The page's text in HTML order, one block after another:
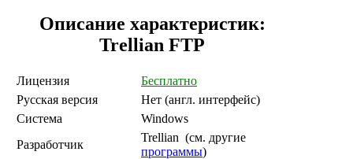
Описание характеристик:
Trellian FTP
Лицензия
Бесплатно
Русская версия
Нет (англ. интерфейс)
Система
Windows
Разработчик
Trellian (cм. другие
программы)